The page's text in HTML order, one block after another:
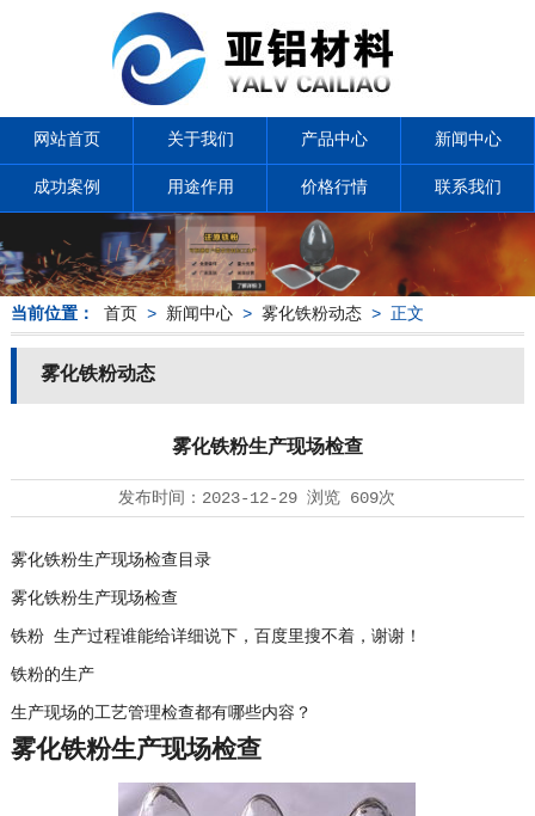
网站首页 关于我们 产品中心 新闻中心
成功案例 用途作用 价格行情 联系我们
当前位置： 首页 > 新闻中心> 雾化铁粉动态> 正文
雾化铁粉动态
雾化铁粉生产现场检查
发布时间： 2023-12-29浏览 609次
雾化铁粉生产现场检查目录
雾化铁粉生产现场检查
铁粉 生产过程谁能给详细说下，百度里搜不着，谢谢！
铁粉的生产
生产现场的工艺管理检查都有哪些内容？
雾化铁粉生产现场检查